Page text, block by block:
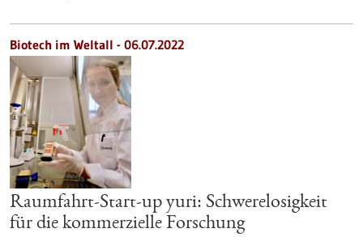
Biotech im Weltall - 06.07.2022
Raumfahrt-Start-up yuri: Schwerelosigkeit
für die kommerzielle Forschung